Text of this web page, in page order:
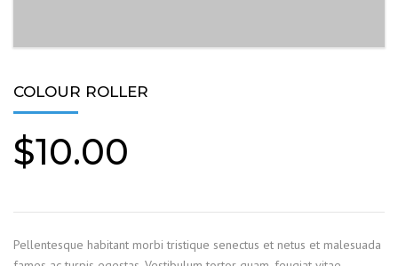
COLOUR ROLLER
$10.00
Pellentesque habitant morbi tristique senectus et netus et malesuada